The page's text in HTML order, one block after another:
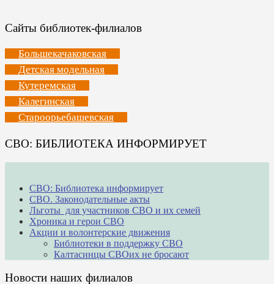
Сайты библиотек-филиалов
Большекачаковская
Детская модельная
Кутеремская
Калегинская
Староорьебашевская
СВО: БИБЛИОТЕКА ИНФОРМИРУЕТ
СВО: Библиотека информирует
СВО. Законодательные акты
Льготы для участников СВО и их семей
Хроника и герои СВО
Акции и волонтерские движения
Библиотеки в поддержку СВО
Калтасинцы СВОих не бросают
Новости наших филиалов